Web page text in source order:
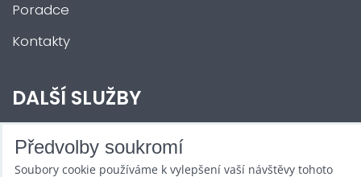
Poradce
Kontakty
DALŠÍ SLUŽBY
Zábava na Vaši akci
Předvolby soukromí
Soubory cookie používáme k vylepšení vaší návštěvy tohoto